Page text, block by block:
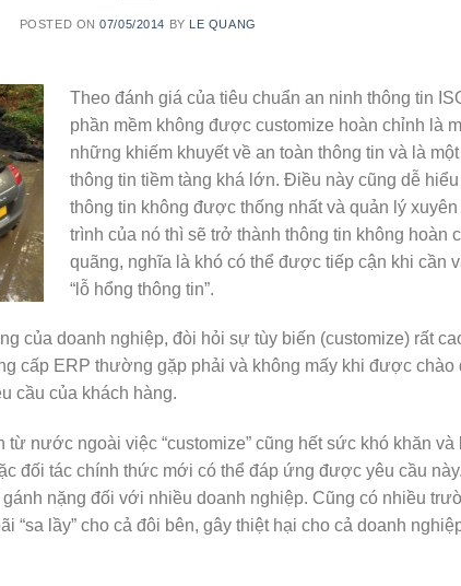
POSTED ON07/05/2014 BY LE QUANG
Theo đánh giá của tiêu chuẩn an ninh thông tin
phần mềm không được customize hoàn chỉnh là
những khiếm khuyết về an toàn thông tin và là
thông tin tiềm tàng khá lớn. Điều này cũng dễ
thông tin không được thống nhất và quản lý xuyên
trình của nó thì sẽ trở thành thông tin không hoàn
quãng, nghĩa là khó có thể được tiếp cận khi cần
“lỗ hổng thông tin”.
của doanh nghiệp, đòi hỏi sự tùy biến (customize) rất
cấp ERP thường gặp phải và không mấy khi được chào
cầu của khách hàng.
nước ngoài việc “customize” cũng hết sức khó khăn và
đối tác chính thức mới có thể đáp ứng được yêu cầu
nặng đối với nhiều doanh nghiệp. Cũng có nhiều
“sa lầy” cho cả đôi bên, gây thiệt hại cho cả doanh